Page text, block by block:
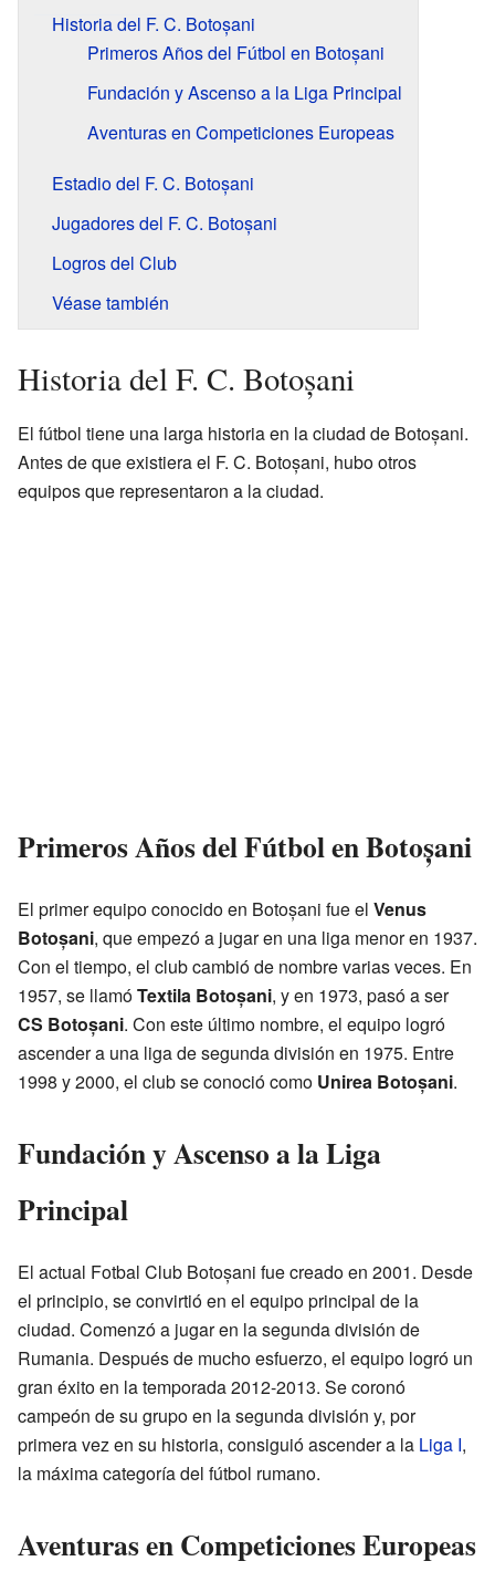
Historia del F. C. Botoșani
Primeros Años del Fútbol en Botoșani
Fundación y Ascenso a la Liga Principal
Aventuras en Competiciones Europeas
Estadio del F. C. Botoșani
Jugadores del F. C. Botoșani
Logros del Club
Véase también
Historia del F. C. Botoșani
El fútbol tiene una larga historia en la ciudad de Botoșani.
Antes de que existiera el F. C. Botoșani, hubo otros
equipos que representaron a la ciudad.
Primeros Años del Fútbol en Botoșani
El primer equipo conocido en Botoșani fue el Venus
Botoșani, que empezó a jugar en una liga menor en 1937.
Con el tiempo, el club cambió de nombre varias veces. En
1957, se llamóTextila Botoșani, y en 1973, pasó a ser
CS Botoșani. Con este último nombre, el equipo logró
ascender a una liga de segunda división en 1975. Entre
1998 y 2000, el club se conoció como Unirea Botoșani.
Fundación y Ascenso a la Liga
Principal
El actual Fotbal Club Botoșani fue creado en 2001. Desde
el principio, se convirtió en el equipo principal de la
ciudad. Comenzó a jugar en la segunda división de
Rumania. Después de mucho esfuerzo, el equipo logró un
gran éxito en la temporada 2012-2013. Se coronó
campeón de su grupo en la segunda división y, por
primera vez en su historia, consiguió ascender a la Liga I,
la máxima categoría del fútbol rumano.
Aventuras en Competiciones Europeas